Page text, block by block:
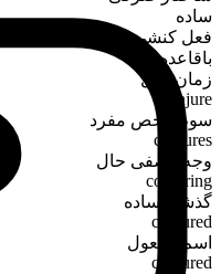
ساده
فعل کنشی
باقاعده
زمان حال
conjure
سوم‌شخص مفرد
conjures
وجه وصفی حال
conjuring
گذشته ساده
conjured
اسم مفعول
conjured